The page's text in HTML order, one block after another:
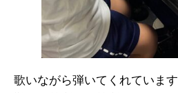
歌いながら弾いてくれています